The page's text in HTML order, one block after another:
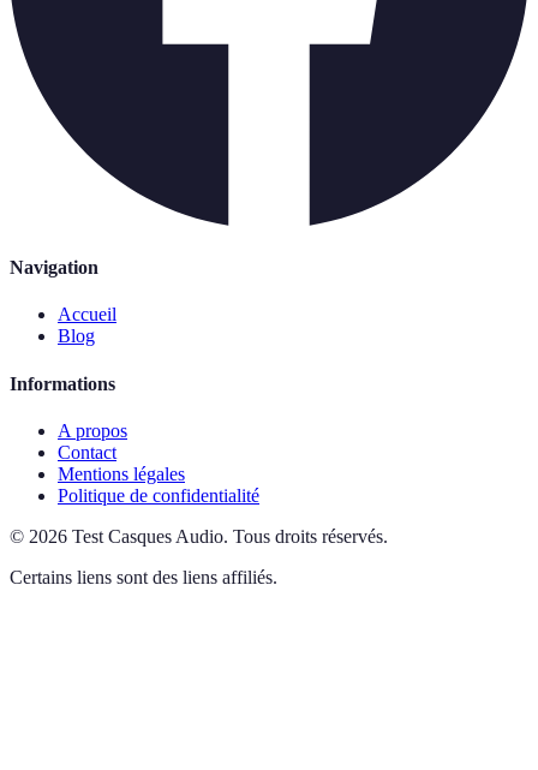
Navigation
Accueil
Blog
Informations
A propos
Contact
Mentions légales
Politique de confidentialité
© 2026 Test Casques Audio. Tous droits réservés.
Certains liens sont des liens affiliés.